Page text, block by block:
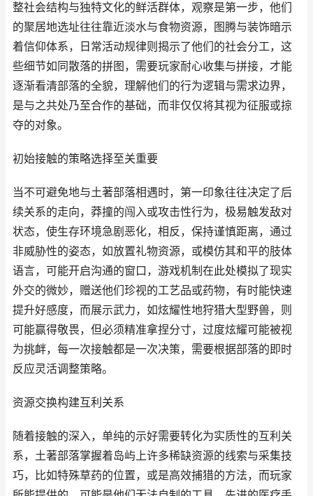
整社会结构与独特文化的鲜活群体，观察是第一步，他们
的聚居地选址往往靠近淡水与食物资源，图腾与装饰暗示
着信仰体系，日常活动规律则揭示了他们的社会分工，这
些细节如同散落的拼图，需要玩家耐心收集与拼接，才能
逐渐看清部落的全貌，理解他们的行为逻辑与需求边界，
是与之共处乃至合作的基础，而非仅仅将其视为征服或掠
夺的对象。
初始接触的策略选择至关重要
当不可避免地与土著部落相遇时，第一印象往往决定了后
续关系的走向，莽撞的闯入或攻击性行为，极易触发敌对
状态，使生存环境急剧恶化，相反，保持谨慎距离，通过
非威胁性的姿态，如放置礼物资源，或模仿其和平的肢体
语言，可能开启沟通的窗口，游戏机制在此处模拟了现实
外交的微妙，赠送他们珍视的工艺品或药物，有时能快速
提升好感度，而展示武力，如炫耀性地狩猎大型野兽，则
可能赢得敬畏，但必须精准拿捏分寸，过度炫耀可能被视
为挑衅，每一次接触都是一次决策，需要根据部落的即时
反应灵活调整策略。
资源交换构建互利关系
随着接触的深入，单纯的示好需要转化为实质性的互利关
系，土著部落掌握着岛屿上许多稀缺资源的线索与采集技
巧，比如特殊草药的位置，或是高效捕猎的方法，而玩家